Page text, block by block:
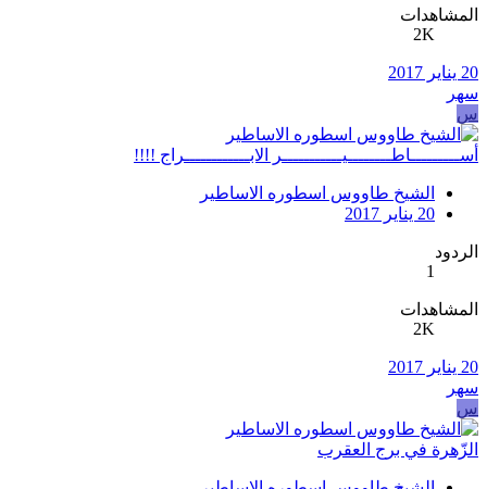
المشاهدات
2K
20 يناير 2017
سهر
س
أســـــــــاطــــــــيـــــــــــر الابــــــــــــراج !!!!
الشيخ طاووس اسطوره الاساطير
20 يناير 2017
الردود
1
المشاهدات
2K
20 يناير 2017
سهر
س
الزّهرة في برج العقرب